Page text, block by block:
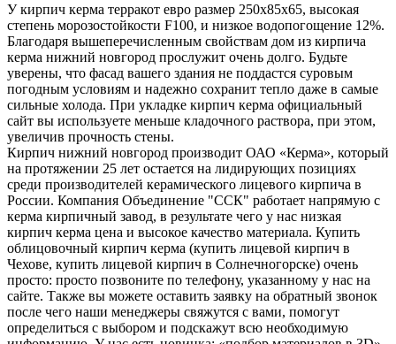
У кирпич керма терракот евро размер 250х85х65, высокая
степень морозостойкости F100, и низкое водопогощение 12%.
Благодаря вышеперечисленным свойствам дом из кирпича
керма нижний новгород прослужит очень долго. Будьте
уверены, что фасад вашего здания не поддастся суровым
погодным условиям и надежно сохранит тепло даже в самые
сильные холода. При укладке кирпич керма официальный
сайт вы используете меньше кладочного раствора, при этом,
увеличив прочность стены.
Кирпич нижний новгород производит ОАО «Керма», который
на протяжении 25 лет остается на лидирующих позициях
среди производителей керамического лицевого кирпича в
России. Компания Объединение "ССК" работает напрямую с
керма кирпичный завод, в результате чего у нас низкая
кирпич керма цена и высокое качество материала. Купить
облицовочный кирпич керма (купить лицевой кирпич в
Чехове, купить лицевой кирпич в Солнечногорске) очень
просто: просто позвоните по телефону, указанному у нас на
сайте. Также вы можете оставить заявку на обратный звонок
после чего наши менеджеры свяжутся с вами, помогут
определиться с выбором и подскажут всю необходимую